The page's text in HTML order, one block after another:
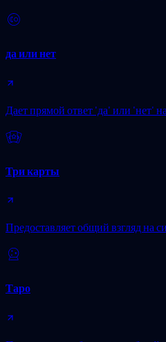
да или нет
Дает прямой ответ 'да' или 'нет'
Три карты
Предоставляет общий взгляд на
Таро